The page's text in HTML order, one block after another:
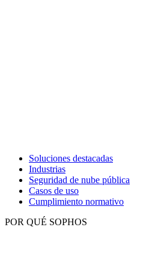
Soluciones destacadas
Industrias
Seguridad de nube pública
Casos de uso
Cumplimiento normativo
POR QUÉ SOPHOS